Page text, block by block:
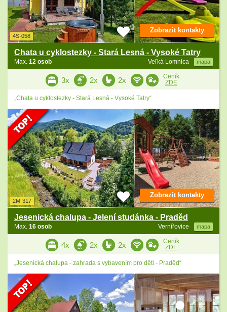
4S-058
Chata u cyklostezky - Stará Lesná - Vysoké Tatry
Veľká Lomnica mapa
Max. 12 osob
Zobrazit kontakty
3x 2x 2x
Ceník
ZDE
„Chata u cyklostezky - Stará Lesná - Vysoké Tatry“
2M-317
Jesenická chalupa - Jelení studánka - Praděd
Vernířovice mapa
Max. 16 osob
Zobrazit kontakty
4x 2x 2x
Ceník
ZDE
„Jesenická chalupa - zahrada s vybavením pro děti - Praděd“